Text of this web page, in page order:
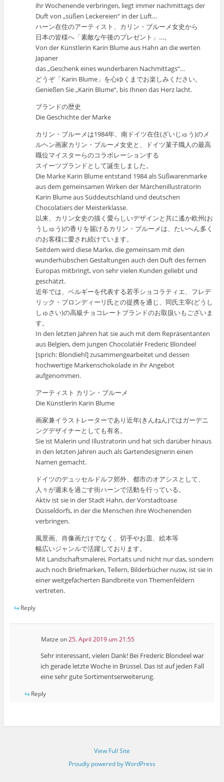
ihr Wochenende verbringen, liegt immer nachmittags der
Duft von „süßen Leckereien“ in der Luft…
ハーン在住のアーティスト、カリン・ブルーメ女史から
日本の皆様へ「素敵な午後のプレゼント」…。
Von der Künstlerin Karin Blume aus Hahn an die werten
Japaner
das „Geschenk eines wunderbaren Nachmittags“…
どうぞ「Karin Blume」を心ゆくまでお楽しみください。
Genießen Sie „Karin Blume“, bis Ihnen das Herz lacht.
ブランドの歴史
Die Geschichte der Marke
カリン・ブルーメは1984年、南ドイツ在住(ざいじゅう)のメ
ルヘン画家カリン・ブルーメ女史と、ドイツ菓子職人の最高
職位マイスターらのコラボレーションする
スイーツブランドとして誕生しました。
Die Marke Karin Blume entstand 1984 als Süßwarenmarke
aus dem gemeinsamen Wirken der Märchenillustratorin
Karin Blume aus Süddeutschland und deutschen
Chocolatiers der Meisterklasse.
以来、カリン女史の描く愛らしいデザインと共に遙か欧州(お
うしゅう)の香りを届けるカリン・ブルーメは、たいへん多く
のお客様に愛され続けています。
Seitdem wird diese Marke, die gemeinsam mit den
wunderhübschen Gestaltungen auch den Duft des fernen
Europas mitbringt, von sehr vielen Kunden geliebt und
geschätzt.
近年では、ベルギーを代表する若手ショコラティエ、フレデ
リック・ブロンディーリ氏との提携を通じ、同氏主宰(どうし
しゅさい)の高級チョコレートブランドのお取扱いもございま
す。
In den letzten Jahren hat sie auch mit dem Repräsentanten
aus Belgien, dem jungen Chocolatiér Frederic Blondeel
[sprich: Blondiehl] zusammengearbeitet und dessen
hochwertige Markenschokolade in ihr Angebot
aufgenommen.
アーティスト カリン・ブルーメ
Die Künstlerin Karin Blume
画家兼イラストレーターであり近年(きんねん)ではガーデニ
ングデザイナーとしても有名。
Sie ist Malerin und Illustratorin und hat sich darüber hinaus
in den letzten Jahren auch als Gartendesignerin einen
Namen gemacht.
ドイツのデュッセルドルフ郊外、都市のオアシスとして、
人々が週末を過ごす街ハーンで活動を行っている。
Aktiv ist sie in der Stadt Hahn, der Vorstadtoase
Düsseldorfs, in der die Menschen ihre Wochenenden
verbringen.
風景画、肖像画だけでなく、切手やお皿、絵本等
幅広いジャンルで活躍しております。
Mit Landschaftsmalerei, Portaits und nicht nur das, sondern
auch noch Briefmarken, Tellern, Bilderbücher nusw, ist sie in
einer weitgefächerten Bandbreite von Themenfeldern
vertreten.
Reply
Matze on25. April 2019 um 21:55
Sehr interessant, vielen Dank! Bei Frederic Blondeel war
ich gerade letzte Woche in Brüssel. Das ist auf jeden Fall
eine sehr gute Sortimentserweiterung.
Reply
View Full Site
Proudly powered by WordPress